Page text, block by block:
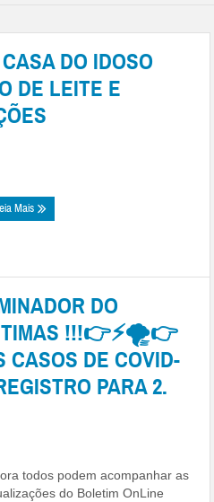
DO IDOSO
DE LEITE E
Mais
DO
!!!👉⚡🌪👉
CASOS DE COVID-
PARA 2.
todos podem acompanhar as
do Boletim OnLine